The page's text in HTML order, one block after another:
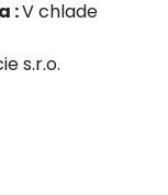
:V chlade
s.r.o.